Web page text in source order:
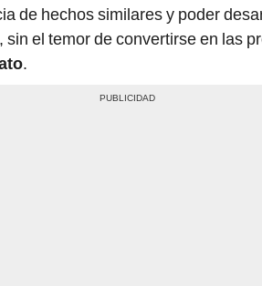
de hechos similares y poder
el temor de convertirse en las
.